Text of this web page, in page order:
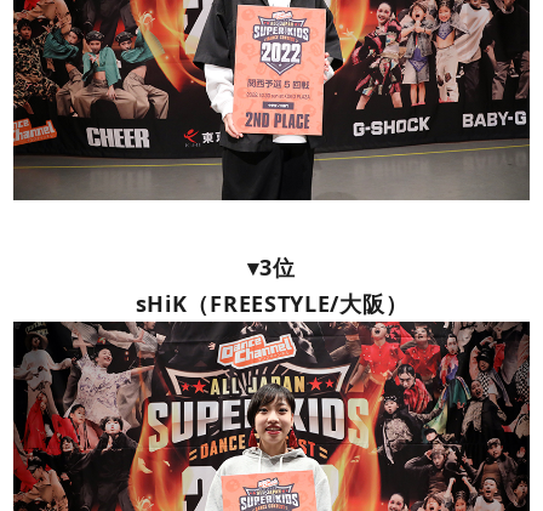
▾3位
sHiK（FREESTYLE/大阪）